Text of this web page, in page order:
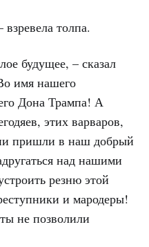
толпа.
будущее, – сказал
имя нашего
Дона Трампа! А
этих варваров,
пришли в наш добрый
над нашими
резню этой
и мародеры!
не позволили